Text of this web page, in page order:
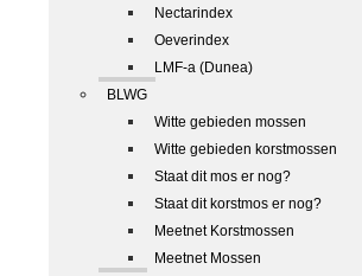
Nectarindex
Oeverindex
LMF-a (Dunea)
BLWG
Witte gebieden mossen
Witte gebieden korstmossen
Staat dit mos er nog?
Staat dit korstmos er nog?
Meetnet Korstmossen
Meetnet Mossen